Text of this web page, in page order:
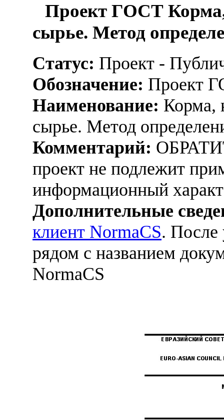
Проект ГОСТ
сырье. Метод
Статус: Проект -
Обозначение: Проект
Наименование: Корма,
сырье. Метод
Комментарий:
проект не подлежит
информационный
Дополнительные
клиент NormaCS. После
рядом с названием
NormaCS